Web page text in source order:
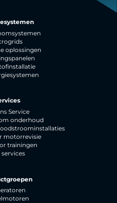
oplossingen
Service
onderhoud
motorrevisie
trainingen
services